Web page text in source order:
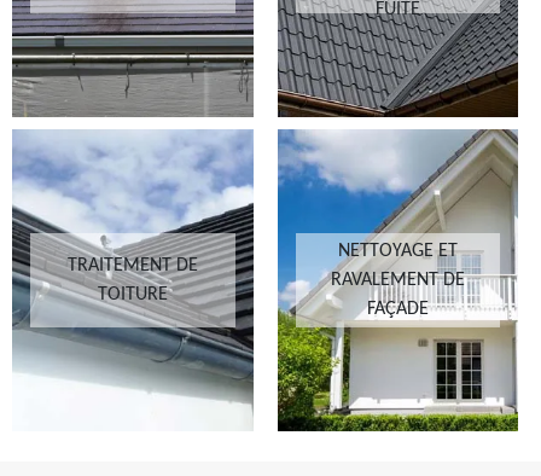
FUITE
TRAITEMENT DE
TOITURE
NETTOYAGE ET
RAVALEMENT DE
FAÇADE